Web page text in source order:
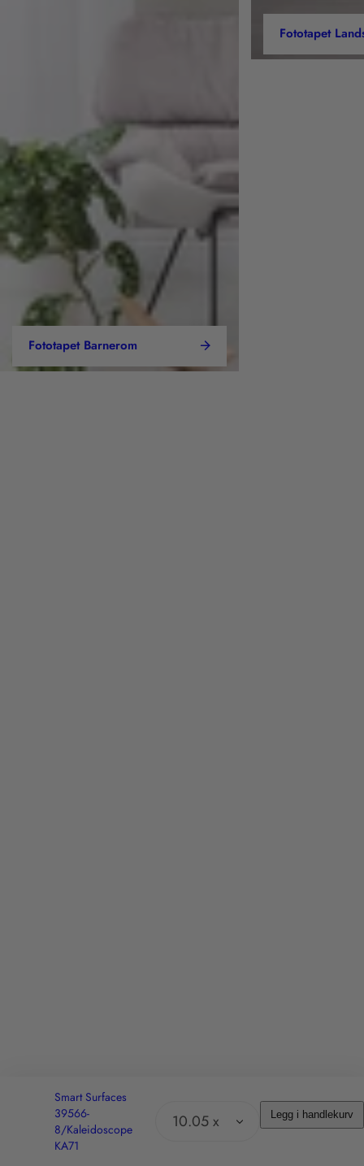
Smart Surfaces
39566-
8/Kaleidoscope
KA71
T
Legg i handlekurv
Fototapet Barnerom
Fototapet